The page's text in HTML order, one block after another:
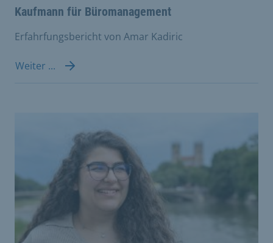
Kaufmann für Büromanagement
Erfahrfungsbericht von Amar Kadiric
Weiter ...